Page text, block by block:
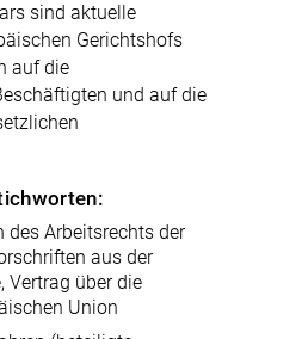
sind aktuelle
Gerichtshofs
auf die
und auf die
des Arbeitsrechts der
aus der
Vertrag über die
Union